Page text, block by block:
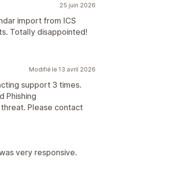
25 juin 2026
import from ICS
Totally disappointed!
Modifié le 13 avril 2026
support 3 times.
Phishing
Please contact
very responsive.